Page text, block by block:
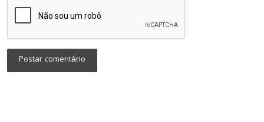
Postar comentário